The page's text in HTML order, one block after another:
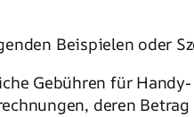
Beispielen oder
Gebühren für
deren